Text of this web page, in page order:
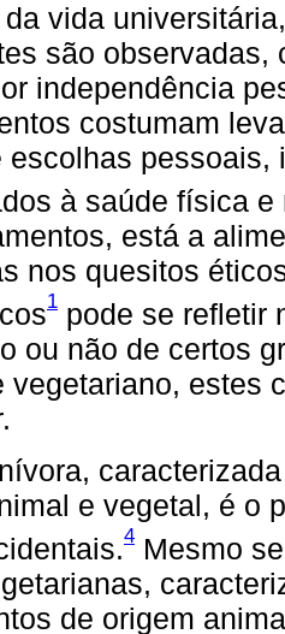
vida
são
independência
costumam
escolhas pessoais,
à saúde física e
está a
nos quesitos
1 pode se refletir
ou não de certos
vegetariano, estes
e vegetal, é o
4 Mesmo
de origem